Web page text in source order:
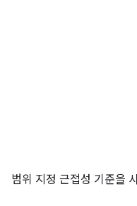
범위 지정 근접성 기준을